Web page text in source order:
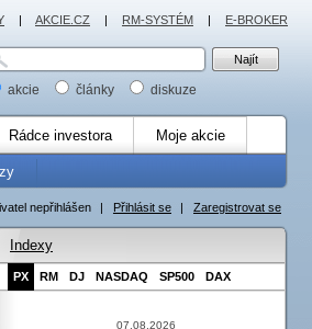
akcie články diskuze
Rádce investora Moje akcie
nepřihlášen | Přihlásit se | Zaregistrovat se
Indexy
PX RM DJ NASDAQ SP500 DAX
07.08.2026
| AKCIE.CZ | RM-SYSTÉM | E-BROKER